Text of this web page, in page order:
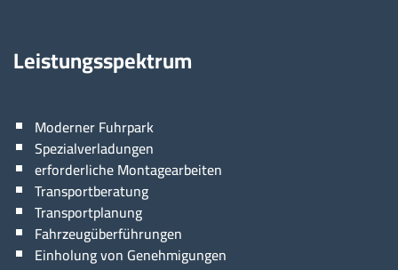
Leistungsspektrum
Moderner Fuhrpark
Spezialverladungen
erforderliche Montagearbeiten
Transportberatung
Transportplanung
Fahrzeugüberführungen
Einholung von Genehmigungen